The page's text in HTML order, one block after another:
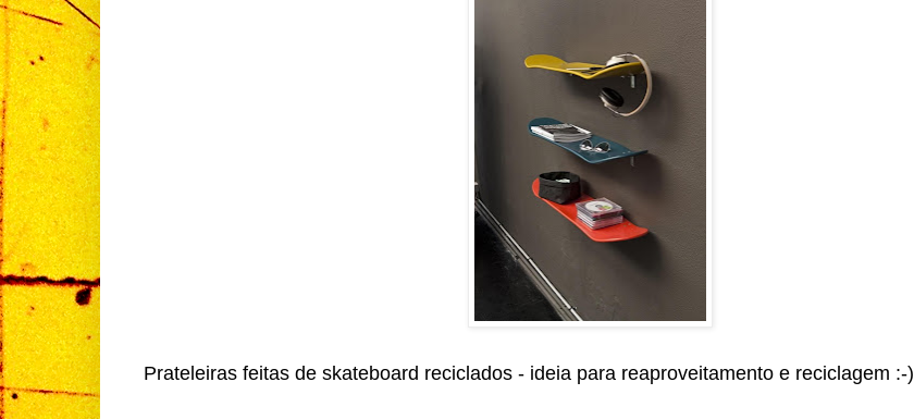
Prateleiras feitas de skateboard reciclados - ideia para reaproveitamento e reciclagem :-)